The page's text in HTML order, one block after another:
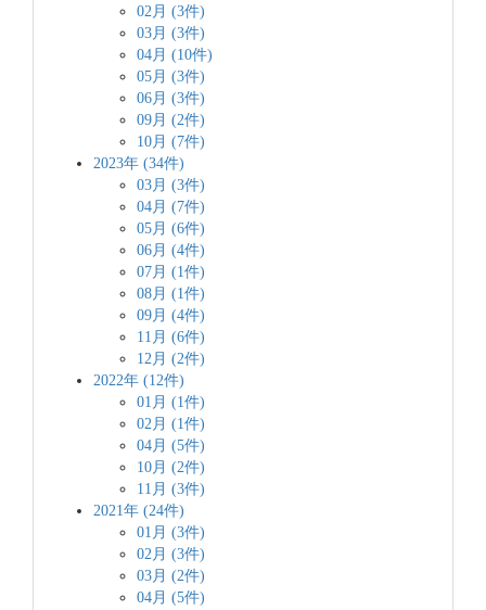
02月 (3件)
03月 (3件)
04月 (10件)
05月 (3件)
06月 (3件)
09月 (2件)
10月 (7件)
2023年 (34件)
03月 (3件)
04月 (7件)
05月 (6件)
06月 (4件)
07月 (1件)
08月 (1件)
09月 (4件)
11月 (6件)
12月 (2件)
2022年 (12件)
01月 (1件)
02月 (1件)
04月 (5件)
10月 (2件)
11月 (3件)
2021年 (24件)
01月 (3件)
02月 (3件)
03月 (2件)
04月 (5件)